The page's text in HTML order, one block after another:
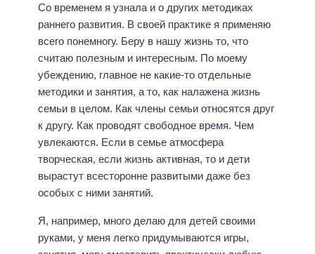
Со временем я узнала и о других методиках
раннего развития. В своей практике я применяю
всего понемногу. Беру в нашу жизнь то, что
считаю полезным и интересным. По моему
убеждению, главное не какие-то отдельные
методики и занятия, а то, как налажена жизнь
семьи в целом. Как члены семьи относятся друг
к другу. Как проводят свободное время. Чем
увлекаются. Если в семье атмосфера
творческая, если жизнь активная, то и дети
вырастут всесторонне развитыми даже без
особых с ними занятий.
Я, например, много делаю для детей своими
руками, у меня легко придумываются игры,